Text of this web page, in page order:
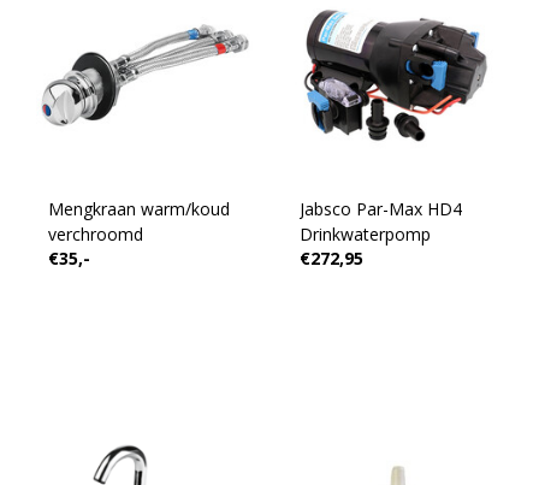
Mengkraan warm/koud
verchroomd
€35,-
Jabsco Par-Max HD4
Drinkwaterpomp
€272,95